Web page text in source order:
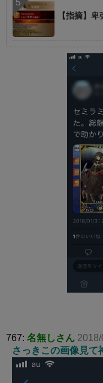
【指摘】
767: 名無しさん
さっきこの画像見て